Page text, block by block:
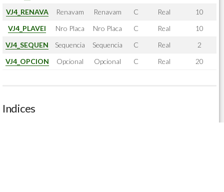
VJ4_RENAVA Renavam Renavam C Real
10
VJ4_PLAVEI
Nro Placa Nro Placa C Real
10
VJ4_SEQUEN
Sequencia Sequencia C Real
2
VJ4_OPCION
Opcional Opcional C Real 20
Indices